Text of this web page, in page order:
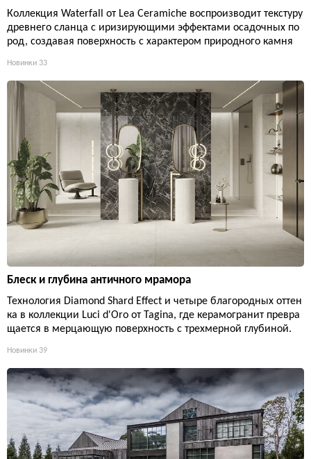
Коллекция Waterfall от Lea Ceramiche воспроизводит текстуру
древнего сланца с иризирующими эффектами осадочных по
род, создавая поверхность с характером природного камня
Новинки 33
Блеск и глубина античного мрамора
Технология Diamond Shard Effect и четыре благородных оттен
ка в коллекции Luci d'Oro от Tagina, где керамогранит превра
щается в мерцающую поверхность с трехмерной глубиной.
Новинки 39